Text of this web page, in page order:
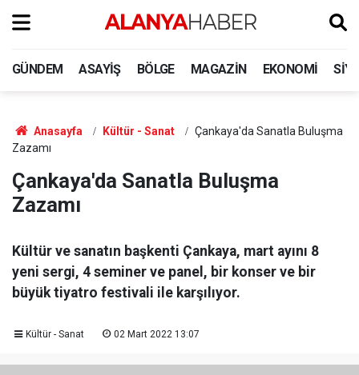
GÜNDEM ASAYIŞ BÖLGE MAGAZIN EKONOMI
Anasayfa Kültür - Sanat
Çankaya'da Sanatla Buluşma
Zazamı
Çankaya'da Sanatla Buluşma
Zazamı
Kültür ve sanatın başkenti Çankaya, mart ayını 8
yeni sergi, 4 seminer ve panel, bir konser ve bir
büyük tiyatro festivali ile karşılıyor.
Kültür - Sanat 02 Mart 2022 13:07